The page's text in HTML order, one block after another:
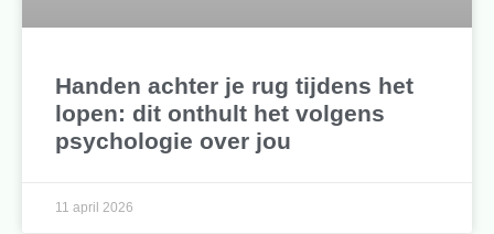
Handen achter je rug tijdens het
lopen: dit onthult het volgens
psychologie over jou
11 april 2026